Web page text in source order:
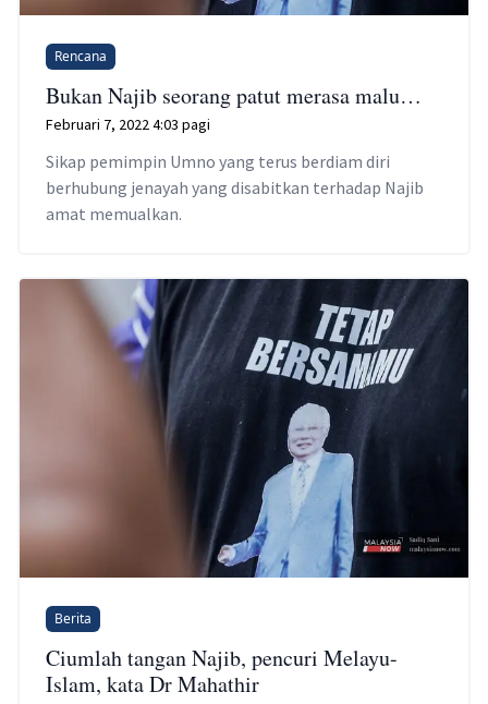
Rencana
Bukan Najib seorang patut merasa malu…
Februari 7, 2022 4:03 pagi
Sikap pemimpin Umno yang terus berdiam diri
berhubung jenayah yang disabitkan terhadap Najib
amat memualkan.
Berita
Ciumlah tangan Najib, pencuri Melayu-
Islam, kata Dr Mahathir